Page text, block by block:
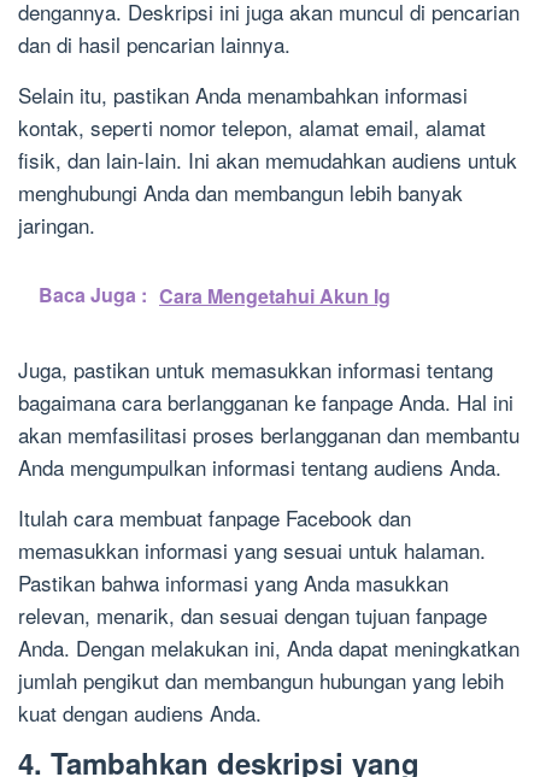
dengannya. Deskripsi ini juga akan muncul di pencarian
dan di hasil pencarian lainnya.
Selain itu, pastikan Anda menambahkan informasi
kontak, seperti nomor telepon, alamat email, alamat
fisik, dan lain-lain. Ini akan memudahkan audiens untuk
menghubungi Anda dan membangun lebih banyak
jaringan.
Baca Juga : Cara Mengetahui Akun Ig
Juga, pastikan untuk memasukkan informasi tentang
bagaimana cara berlangganan ke fanpage Anda. Hal ini
akan memfasilitasi proses berlangganan dan membantu
Anda mengumpulkan informasi tentang audiens Anda.
Itulah cara membuat fanpage Facebook dan
memasukkan informasi yang sesuai untuk halaman.
Pastikan bahwa informasi yang Anda masukkan
relevan, menarik, dan sesuai dengan tujuan fanpage
Anda. Dengan melakukan ini, Anda dapat meningkatkan
jumlah pengikut dan membangun hubungan yang lebih
kuat dengan audiens Anda.
4. Tambahkan deskripsi yang